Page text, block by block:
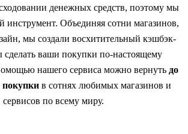
денежных средств, поэтому мы
инструмент. Объединяя сотни магазинов,
мы создали восхитительный кэшбэк-
сделать ваши покупки по-настоящему
нашего сервиса можно вернуть до
в сотнях любимых магазинов и
сервисов по всему миру.